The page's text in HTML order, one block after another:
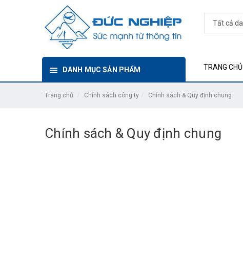
DANH MỤC SẢN PHẨM TRANG CHỦ
Trang chủ Chính sách công ty Chính sách & Quy định chung
Chính sách & Quy định chung